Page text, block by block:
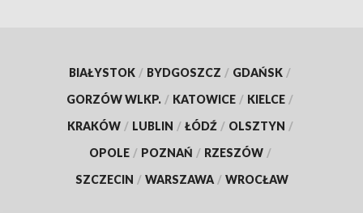
BIAŁYSTOK / BYDGOSZCZ / GDAŃSK /
GORZÓW WLKP. / KATOWICE / KIELCE /
KRAKÓW / LUBLIN / ŁÓDŹ / OLSZTYN /
OPOLE / POZNAŃ / RZESZÓW /
SZCZECIN / WARSZAWA / WROCŁAW